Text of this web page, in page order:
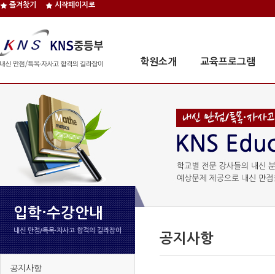
즐겨찾기 시작페이지로
학원소개 교육프로그램
입학·수강안내
내신 만점/특목∙자사고 합격의 길라잡이
공지사항
공지사항